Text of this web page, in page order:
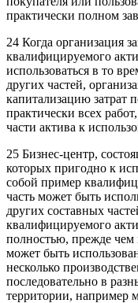
практически полном
24 Когда организация
квалифицируемого
использоваться в то
других частей,
капитализацию затрат
практически всех
части актива к
25 Бизнес-центр,
которых пригодно к
собой пример
часть может быть
других составных
квалифицируемого
полностью, прежде чем
может быть
несколько
последовательно в
территории, например